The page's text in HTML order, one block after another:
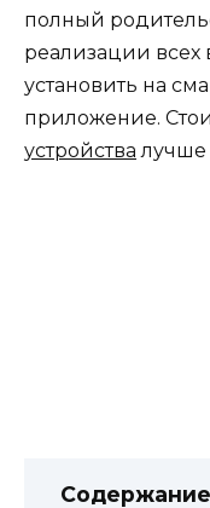
полный
реализации всех
установить на
приложение.
устройства лучше
Содержание